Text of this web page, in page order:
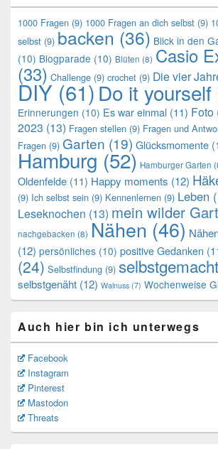
1000 Fragen (9) 1000 Fragen an dich selbst (9)
selbst (9) backen (36) Blick in den
(10) Blogparade (10) Blüten (8) Casio
(33) Challenge (9) crochet (9) Die vier
DIY(61)Do it yourself
Erinnerungen (10) Es war einmal (11) Foto
2023 (13) Fragen stellen (9) Fragen und
Fragen (9) Garten (19) Glücksmomente
Hamburg (52) Hamburger Garten
Oldenfelde (11) Happy moments (12)
(9) Ich selbst sein (9) Kennenlernen (9) Leben
Leseknochen (13) mein wilder
nachgebacken (8) Nähen (46)
(12) persönliches (10) positive Gedanken
(24) Selbstfindung (9) selbstgemacht
selbstgenäht (12) Walnuss (7) Wochenweise
Auch hier bin ich unterwegs
Facebook
Instagram
Pinterest
Mastodon
Threats